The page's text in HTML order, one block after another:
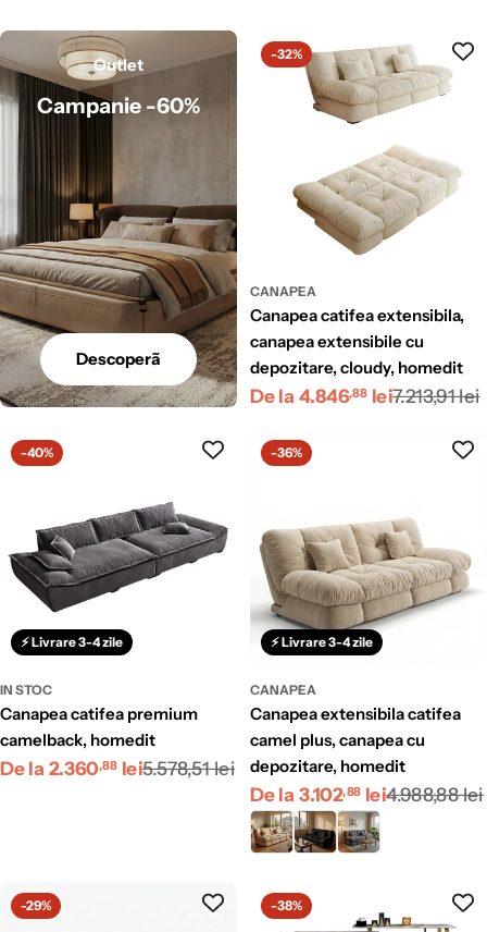
Outlet
Campanie -60%
Descoperã
-32%
CANAPEA
canapea catifea extensibila,
canapea extensibile cu
depozitare, cloudy, homedit
Preț
De la 4.846,88 lei
Preț
7.213,91 lei
⚡ Livrare 3-4 zile
-40%
IN STOC
canapea catifea premium
camelback, homedit
Preț
De la 2.360,88 lei
Preț 5.578,51 lei
⚡ Livrare 3-4 zile
-36%
CANAPEA
canapea extensibila catifea
camel plus, canapea cu
depozitare, homedit
Preț
redus
De la 3.102,88 lei
Preț
obișnuit
4.988,88 lei
-29% -38%